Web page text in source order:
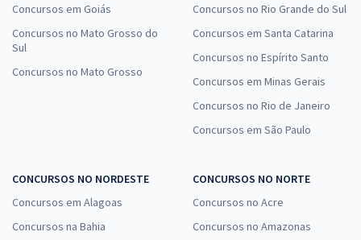
Concursos em Goiás
Concursos no Mato Grosso do
Sul
Concursos no Mato Grosso
Concursos no Rio Grande do Sul
Concursos em Santa Catarina
Concursos no Espírito Santo
Concursos em Minas Gerais
Concursos no Rio de Janeiro
Concursos em São Paulo
CONCURSOS NO NORDESTE
Concursos em Alagoas
Concursos na Bahia
CONCURSOS NO NORTE
Concursos no Acre
Concursos no Amazonas